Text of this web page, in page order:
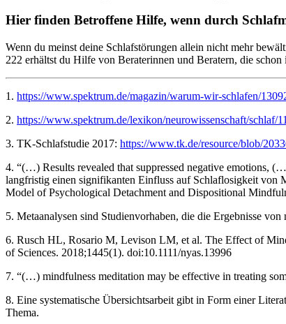
Hier finden Betroffene Hilfe, wenn durch
Wenn du meinst deine Schlafstörungen allein nicht mehr
222 erhältst du Hilfe von Beraterinnen und Beratern, die
1. https://www.spektrum.de/magazin/warum-wir-schlafen/
2. https://www.spektrum.de/lexikon/neurowissenschaft/schlaf/
3. TK-Schlafstudie 2017: https://www.tk.de/resource/blob/
4. “(…) Results revealed that suppressed negative emotions,
langfristig einen signifikanten Einfluss auf Schlaflosigkeit von
Model of Psychological Detachment and Dispositional
5. Metaanalysen sind Studienvorhaben, die die Ergebnisse
6. Rusch HL, Rosario M, Levison LM, et al. The Effect of
of Sciences. 2018;1445(1). doi:10.1111/nyas.13996
7. “(…) mindfulness meditation may be effective in treating
8. Eine systematische Übersichtsarbeit gibt in Form einer
Thema.